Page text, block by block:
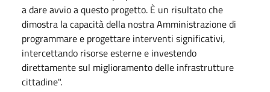
a dare avvio a questo progetto. È un risultato che
dimostra la capacità della nostra Amministrazione di
programmare e progettare interventi significativi,
intercettando risorse esterne e investendo
direttamente sul miglioramento delle infrastrutture
cittadine".